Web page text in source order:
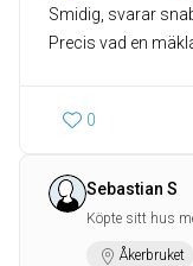
Smidig, svarar
Precis vad en
0
Sebastian S
Köpte sitt hus
Åkerbruket